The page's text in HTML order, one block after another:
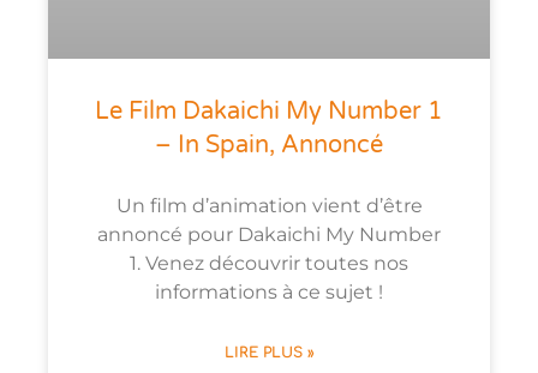
Le Film Dakaichi My Number 1
– In Spain, Annoncé
Un film d’animation vient d’être
annoncé pour Dakaichi My Number
1. Venez découvrir toutes nos
informations à ce sujet !
LIRE PLUS »